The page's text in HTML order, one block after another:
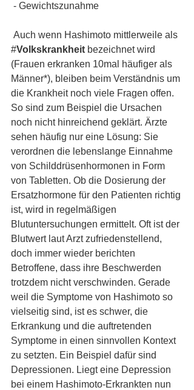
- Gewichtszunahme
#Volkskrankheit bezeichnet wird
(Frauen erkranken 10mal häufiger als
Männer*), bleiben beim Verständnis um
die Krankheit noch viele Fragen offen.
So sind zum Beispiel die Ursachen
noch nicht hinreichend geklärt. Ärzte
sehen häufig nur eine Lösung: Sie
verordnen die lebenslange Einnahme
von Schilddrüsenhormonen in Form
von Tabletten. Ob die Dosierung der
Ersatzhormone für den Patienten richtig
ist, wird in regelmäßigen
Blutuntersuchungen ermittelt. Oft ist der
Blutwert laut Arzt zufriedenstellend,
doch immer wieder berichten
Betroffene, dass ihre Beschwerden
trotzdem nicht verschwinden. Gerade
weil die Symptome von Hashimoto so
vielseitig sind, ist es schwer, die
Erkrankung und die auftretenden
Symptome in einen sinnvollen Kontext
zu setzten. Ein Beispiel dafür sind
Depressionen. Liegt eine Depression
bei einem Hashimoto-Erkrankten nun